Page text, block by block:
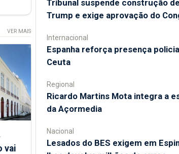
VER MAIS
vai
Tribunal suspende construção
Trump e exige aprovação do
Internacional
Espanha reforça presença
Ceuta
Regional
Ricardo Martins Mota integra a
da Açormedia
Nacional
Lesados do BES exigem em